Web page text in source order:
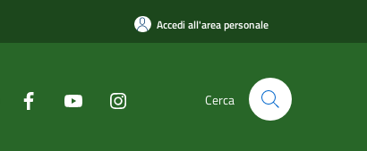
Accedi all'area personale
Cerca